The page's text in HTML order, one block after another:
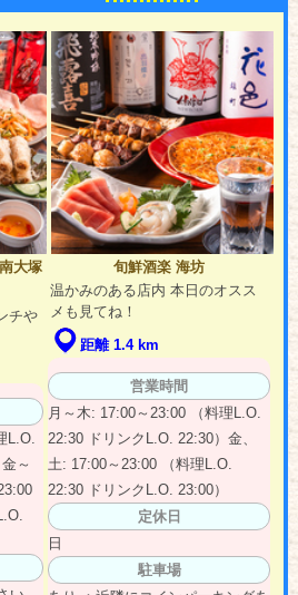
大塚
チや
L.O.
～
旬鮮酒楽 海坊
温かみのある店内 本日のオスス
メも見てね！
距離 1.4 km
営業時間
月～木: 17:00～23:00 （料理L.O.
22:30 ドリンクL.O. 22:30）金、
土: 17:00～23:00 （料理L.O.
22:30 ドリンクL.O. 23:00）
定休日
日
駐車場